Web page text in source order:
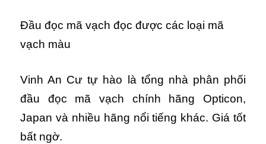
Đầu đọc mã vạch đọc được các loại mã
vạch màu
Vinh An Cư tự hào là tổng nhà phân phối
đầu đọc mã vạch chính hãng Opticon,
Japan và nhiều hãng nổi tiếng khác. Giá tốt
bất ngờ.